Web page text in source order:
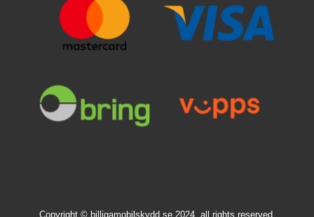
Copyright © billigamobilskydd.se 2024, all rights reserved.